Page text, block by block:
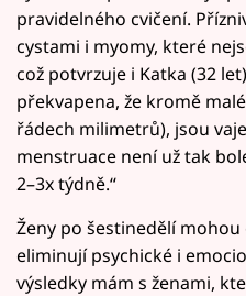
pravidelného cvičení.
cystami i myomy, které
což potvrzuje i Katka (32
překvapena, že kromě
řádech milimetrů), jsou
menstruace není už tak
2–3x týdně.“
Ženy po šestinedělí
eliminují psychické i
výsledky mám s ženami,